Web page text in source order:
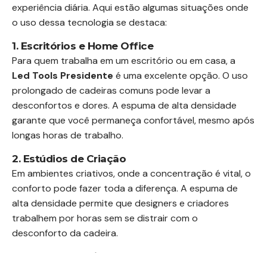
experiência diária. Aqui estão algumas situações onde
o uso dessa tecnologia se destaca:
1. Escritórios e Home Office
Para quem trabalha em um escritório ou em casa, a
Led Tools Presidente é uma excelente opção. O uso
prolongado de cadeiras comuns pode levar a
desconfortos e dores. A espuma de alta densidade
garante que você permaneça confortável, mesmo após
longas horas de trabalho.
2. Estúdios de Criação
Em ambientes criativos, onde a concentração é vital, o
conforto pode fazer toda a diferença. A espuma de
alta densidade permite que designers e criadores
trabalhem por horas sem se distrair com o
desconforto da cadeira.